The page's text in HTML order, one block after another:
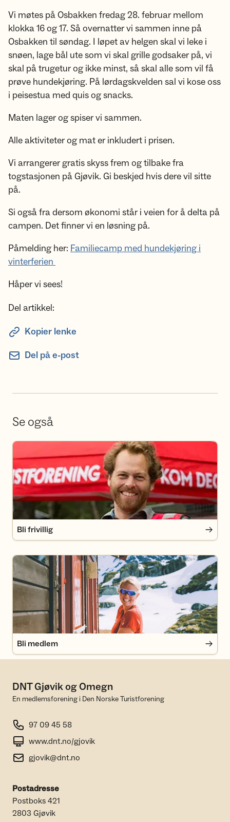
Vi møtes på Osbakken fredag 28. februar mellom
klokka 16 og 17. Så overnatter vi sammen inne på
Osbakken til søndag. I løpet av helgen skal vi leke i
snøen, lage bål ute som vi skal grille godsaker på, vi
skal på trugetur og ikke minst, så skal alle som vil få
prøve hundekjøring. På lørdagskvelden sal vi kose oss
i peisestua med quis og snacks.
Maten lager og spiser vi sammen.
Alle aktiviteter og mat er inkludert i prisen.
Vi arrangerer gratis skyss frem og tilbake fra
togstasjonen på Gjøvik. Gi beskjed hvis dere vil sitte
på.
Si også fra dersom økonomi står i veien for å delta på
campen. Det finner vi en løsning på.
Påmelding her: Familiecamp med hundekjøring i
vinterferien
Håper vi sees!
Del artikkel:
Kopier lenke
Del på e-post
Se også
Bli frivillig
Bli frivillig
Bli medlem
Bli medlem
DNT Gjøvik og Omegn
En medlemsforening i Den Norske Turistforening
97 09 45 58
www.dnt.no/gjovik
gjovik@dnt.no
Postadresse
Postboks 421
2803 Gjøvik